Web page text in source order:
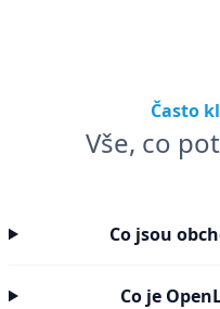
Často
Vše, co
Co jsou
Co je